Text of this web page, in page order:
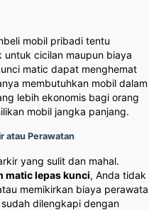
mobil pribadi tentu
untuk cicilan maupun biaya
matic dapat menghemat
membutuhkan mobil dalam
lebih ekonomis bagi orang
mobil jangka panjang.
atau Perawatan
yang sulit dan mahal.
matic lepas kunci, Anda tidak
memikirkan biaya
dilengkapi dengan